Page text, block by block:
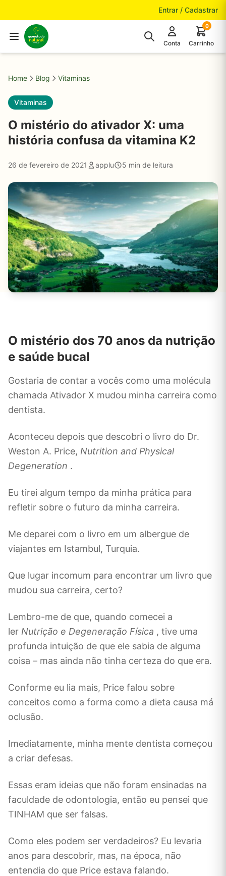
Entrar / Cadastrar
Conta
0
Carrinho
Home Blog Vitaminas
Vitaminas
O mistério do ativador X: uma
história confusa da vitamina K2
26 de fevereiro de 2021 applu 5 min de leitura
O mistério dos 70 anos da nutrição
e saúde bucal
Gostaria de contar a vocês como uma molécula
chamada Ativador X mudou minha carreira como
dentista.
Aconteceu depois que descobri o livro do Dr.
Weston A. Price, Nutrition and Physical
Degeneration .
Eu tirei algum tempo da minha prática para
refletir sobre o futuro da minha carreira.
Me deparei com o livro em um albergue de
viajantes em Istambul, Turquia.
Que lugar incomum para encontrar um livro que
mudou sua carreira, certo?
Lembro-me de que, quando comecei a
ler Nutrição e Degeneração Física , tive uma
profunda intuição de que ele sabia de alguma
coisa – mas ainda não tinha certeza do que era.
Conforme eu lia mais, Price falou sobre
conceitos como a forma como a dieta causa má
oclusão.
Imediatamente, minha mente dentista começou
a criar defesas.
Essas eram ideias que não foram ensinadas na
faculdade de odontologia, então eu pensei que
TINHAM que ser falsas.
Como eles podem ser verdadeiros? Eu levaria
anos para descobrir, mas, na época, não
entendia do que Price estava falando.